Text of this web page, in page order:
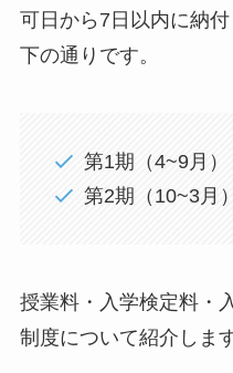
可日から7日以内に納
下の通りです。
第1期（4~9月）
第2期（10~3月
授業料・入学検定料・
制度について紹介します